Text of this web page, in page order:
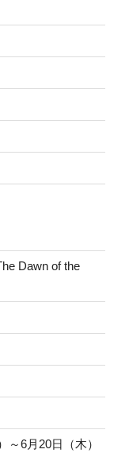
Dawn of the
6月20日（木）